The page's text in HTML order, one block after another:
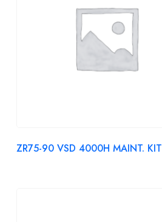
ZR75-90 VSD 4000H MAINT. KIT